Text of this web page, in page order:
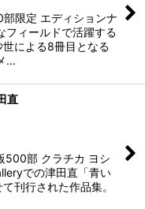
限定 エディションナ
フィールドで活躍する
による8冊目となる
…
直
部 クラチカ ヨシ
での津田直「青い
刊行された作品集。